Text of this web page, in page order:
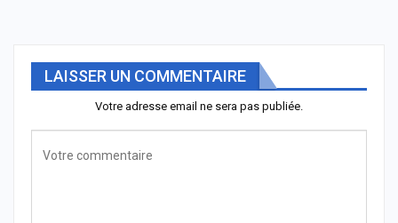
LAISSER UN COMMENTAIRE
Votre adresse email ne sera pas publiée.